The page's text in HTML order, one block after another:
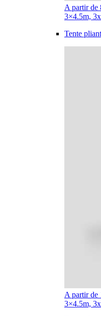
A partir de
3×4.5m,
Tente
A partir de
3×4.5m,